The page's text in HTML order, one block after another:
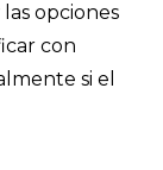
opciones
con
si el